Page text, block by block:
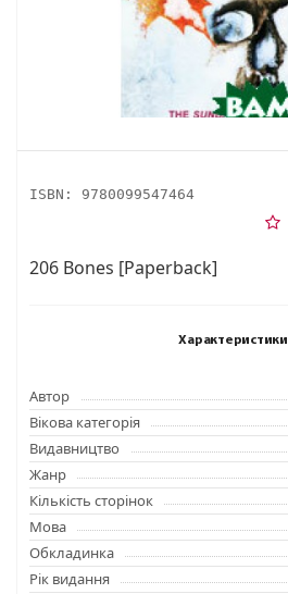
ISBN: 9780099547464
206 Bones [Paperback]
Характеристики
Автор
Вікова категорія
Видавництво
Жанр
Кількість сторінок
Мова
Обкладинка
Рік видання